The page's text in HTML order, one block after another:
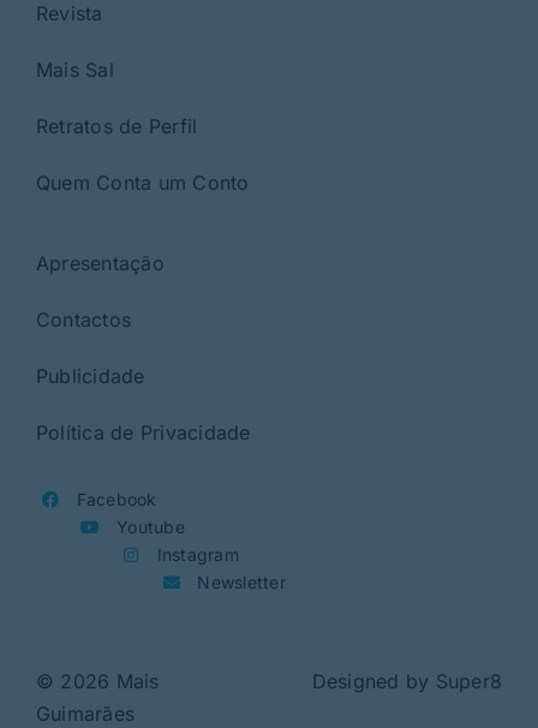
Revista
Mais Sal
Retratos de Perfil
Quem Conta um Conto
Apresentação
Contactos
Publicidade
Política de Privacidade
Facebook
Youtube
Instagram
Newsletter
© 2026 Mais
Guimarães
Designed by Super8